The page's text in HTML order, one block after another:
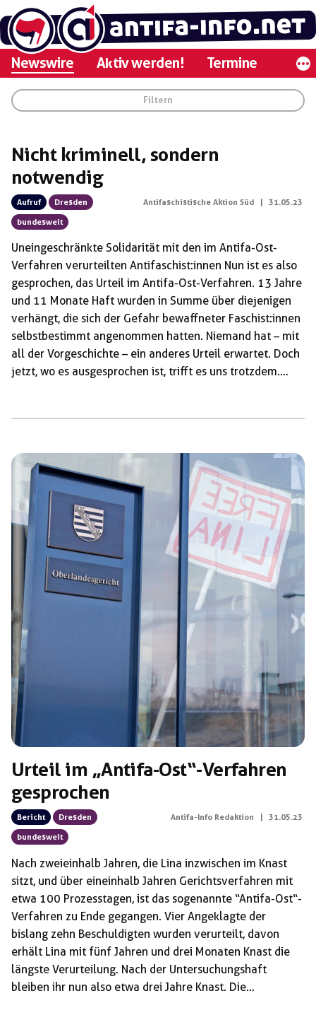
Zum
Inhalt
springen
Newswire Aktiv werden! Termine
Filtern
Gruppen:
Regionen:
Schlagwörter:
Nicht kriminell, sondern
notwendig
Aufruf
Dresden
bundesweit
Antifaschistische Aktion Süd 31.05.23
Uneingeschränkte Solidarität mit den im Antifa-Ost-
Verfahren verurteilten Antifaschist:innen Nun ist es also
gesprochen, das Urteil im Antifa-Ost-Verfahren. 13 Jahre
und 11 Monate Haft wurden in Summe über diejenigen
verhängt, die sich der Gefahr bewaffneter Faschist:innen
selbstbestimmt angenommen hatten. Niemand hat – mit
all der Vorgeschichte – ein anderes Urteil erwartet. Doch
jetzt, wo es ausgesprochen ist, trifft es uns trotzdem.
mit Lina und ihren Genoss:innen zu setzen. Das Gefühl
der Ohnmacht zu durchbrechen, noch bevor es […]
Urteil im „Antifa-Ost“-Verfahren
gesprochen
Bericht
Dresden
bundesweit
Antifa-Info Redaktion 31.05.23
Nach zweieinhalb Jahren, die Lina inzwischen im Knast
sitzt, und über eineinhalb Jahren Gerichtsverfahren mit
etwa 100 Prozesstagen, ist das sogenannte “Antifa-Ost“-
Verfahren zu Ende gegangen. Vier Angeklagte der
bislang zehn Beschuldigten wurden verurteilt, davon
erhält Lina mit fünf Jahren und drei Monaten Knast die
längste Verurteilung. Nach der Untersuchungshaft
bleiben ihr nun also etwa drei Jahre Knast. Die